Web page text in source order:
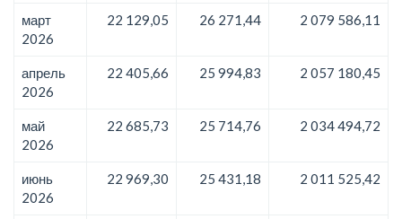
март
2026
22 129,05 26 271,44 2 079 586,11
апрель
2026
22 405,66 25 994,83 2 057 180,45
май
2026
22 685,73 25 714,76 2 034 494,72
июнь
2026
22 969,30 25 431,18 2 011 525,42